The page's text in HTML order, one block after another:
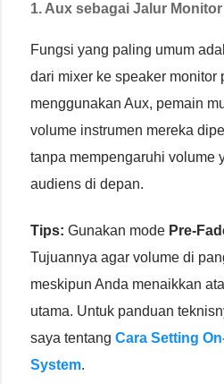
1. Aux sebagai Jalur
Fungsi yang paling umum
dari mixer ke speaker monitor
menggunakan Aux, pemain
volume instrumen mereka
tanpa mempengaruhi volume
audiens di depan.
Tips: Gunakan mode Pre-
Tujuannya agar volume di
meskipun Anda menaikkan
utama. Untuk panduan
saya tentang Cara Setting
System.